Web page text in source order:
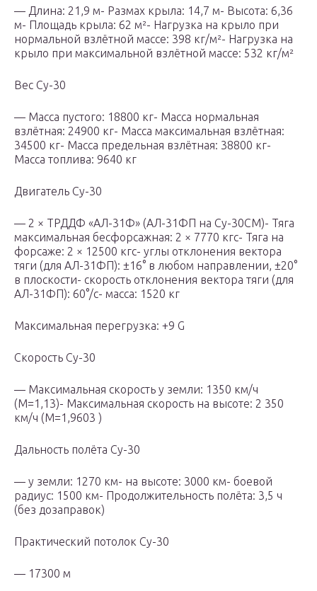
— Длина: 21,9 м- Размах крыла: 14,7 м- Высота: 6,36
м- Площадь крыла: 62 м²- Нагрузка на крыло при
нормальной взлётной массе: 398 кг/м²- Нагрузка на
крыло при максимальной взлётной массе: 532 кг/м²
Вес Су-30
— Масса пустого: 18800 кг- Масса нормальная
взлётная: 24900 кг- Масса максимальная взлётная:
34500 кг- Масса предельная взлётная: 38800 кг-
Масса топлива: 9640 кг
Двигатель Су-30
— 2 × ТРДДФ «АЛ-31Ф» (АЛ-31ФП на Су-30СМ)- Тяга
максимальная бесфорсажная: 2 × 7770 кгс- Тяга на
форсаже: 2 × 12500 кгс- углы отклонения вектора
тяги (для АЛ-31ФП): ±16° в любом направлении, ±20°
в плоскости- скорость отклонения вектора тяги (для
АЛ-31ФП): 60°/с- масса: 1520 кг
Максимальная перегрузка: +9 G
Скорость Су-30
— Максимальная скорость у земли: 1350 км/ч
(М=1,13)- Максимальная скорость на высоте: 2 350
км/ч (М=1,9603 )
Дальность полёта Су-30
— у земли: 1270 км- на высоте: 3000 км- боевой
радиус: 1500 км- Продолжительность полёта: 3,5 ч
(без дозаправок)
Практический потолок Су-30
— 17300 м